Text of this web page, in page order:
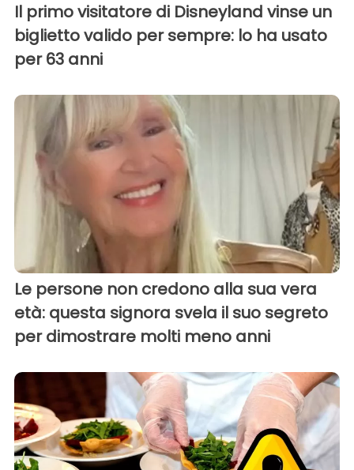
Il primo visitatore di Disneyland vinse un
biglietto valido per sempre: lo ha usato
per 63 anni
Le persone non credono alla sua vera
età: questa signora svela il suo segreto
per dimostrare molti meno anni